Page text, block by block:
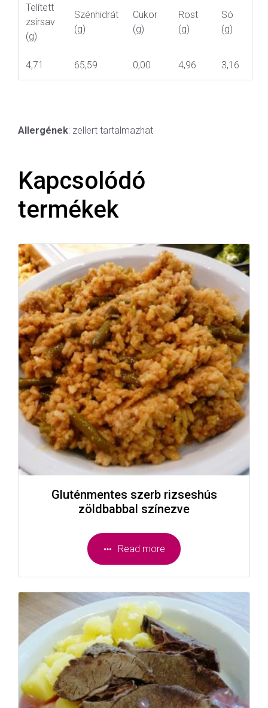
Telített
zsírsav
(g)
Szénhidrát
(g)
Cukor
(g)
Rost
(g)
Só
(g)
4,71 65,59 0,00 4,96 3,16
Allergének: zellert tartalmazhat
Kapcsolódó
termékek
Gluténmentes szerb rizseshús
zöldbabbal színezve
Read more